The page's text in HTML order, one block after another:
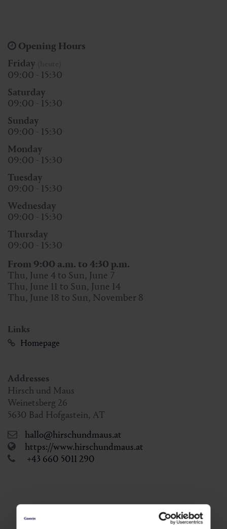
Opening Hours
Friday
09:00 - 15:30
Saturday
09:00 - 15:30
Sunday
09:00 - 15:30
Monday
09:00 - 15:30
Tuesday
09:00 - 15:30
Wednesday
09:00 - 15:30
Thursday
09:00 - 15:30
From 9:00 a.m. to 4:30 p.m.
Thu, June 4 to Sun, June 7
Thu, June 11 to Sun, June 14
Thu, June 18 to Sun, November 8
Links
Homepage
Addresses
Hirsch und Maus
Weinetsberg 26
5630 Bad Hofgastein, AT
hallo@hirschundmaus.at
https://www.hirschundmaus.at
+43 660 5011 290